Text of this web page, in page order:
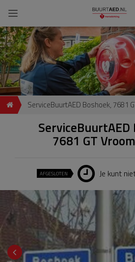
ServiceBuurtAED Boshoek, 7681
ServiceBuurtAED
7681 GT
AFGESLOTEN Je kunt